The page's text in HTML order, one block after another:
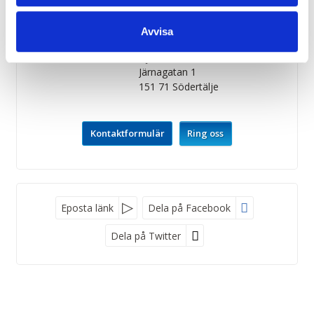
Avvisa
Öppettider: Vardagar
Adress:
Björcks Resor
Järnagatan 1
151 71 Södertälje
Kontaktformulär Ring oss
Eposta länk Dela på Facebook
Dela på Twitter